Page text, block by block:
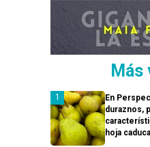
Más
En
duraznos,
hoja